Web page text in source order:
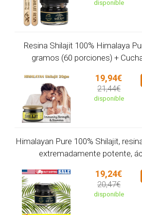
disponible
Resina Shilajit 100% Himalaya
gramos (60 porciones) +
19,94€
21,44€
disponible
Himalayan Pure 100% Shilajit,
extremadamente potente,
19,24€
20,47€
disponible